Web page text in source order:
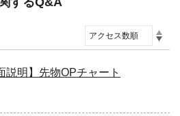
説明】先物OPチャート